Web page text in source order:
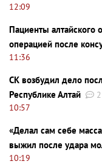
12:09
Пациенты алтайского
операцией после
11:36
СК возбудил дело
Республике Алтай
2
10:57
«Делал сам себе
выжил после удара
10:19